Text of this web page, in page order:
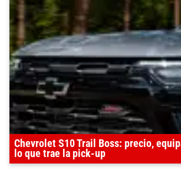
Chevrolet S10 Trail Boss: precio,
lo que trae la pick-up